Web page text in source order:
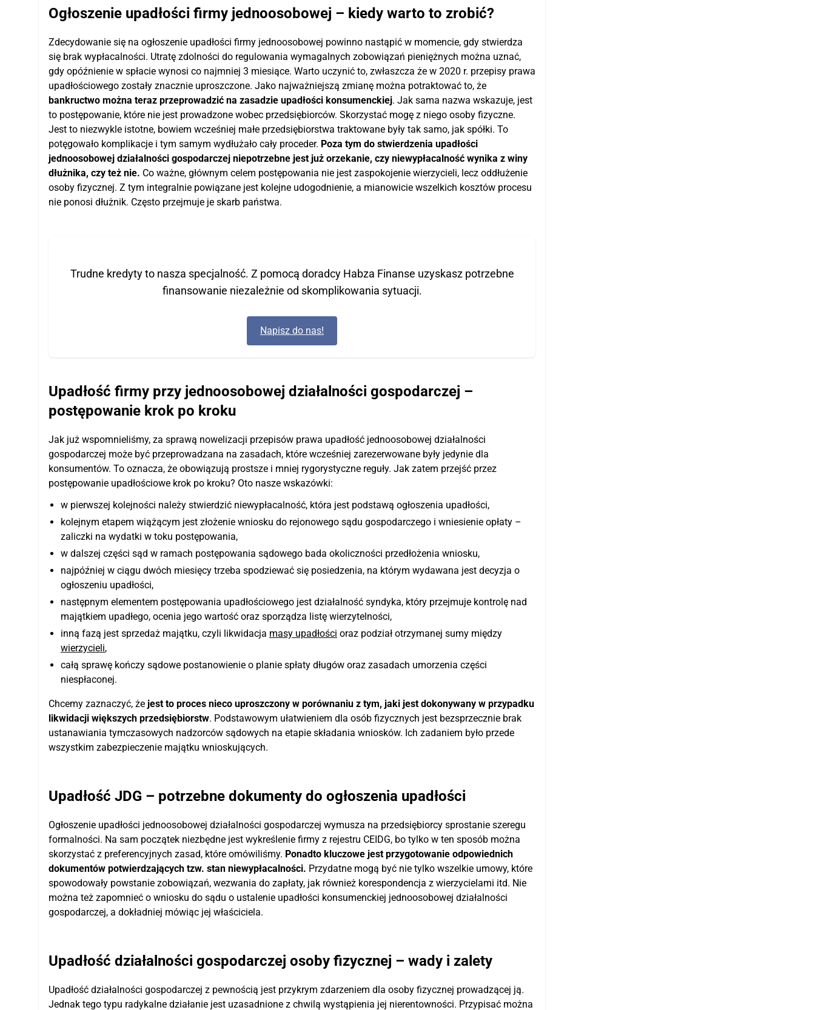
Ogłoszenie upadłości firmy jednoosobowej – kiedy warto to zrobić?
Zdecydowanie się na ogłoszenie upadłości firmy jednoosobowej powinno nastąpić w momencie, gdy stwierdza
się brak wypłacalności. Utratę zdolności do regulowania wymagalnych zobowiązań pieniężnych można uznać,
gdy opóźnienie w spłacie wynosi co najmniej 3 miesiące. Warto uczynić to, zwłaszcza że w 2020 r. przepisy prawa
upadłościowego zostały znacznie uproszczone. Jako najważniejszą zmianę można potraktować to, że
bankructwo można teraz przeprowadzić na zasadzie upadłości konsumenckiej. Jak sama nazwa wskazuje, jest
to postępowanie, które nie jest prowadzone wobec przedsiębiorców. Skorzystać mogę z niego osoby fizyczne.
Jest to niezwykle istotne, bowiem wcześniej małe przedsiębiorstwa traktowane były tak samo, jak spółki. To
potęgowało komplikacje i tym samym wydłużało cały proceder. Poza tym do stwierdzenia upadłości
jednoosobowej działalności gospodarczej niepotrzebne jest już orzekanie, czy niewypłacalność wynika z winy
dłużnika, czy też nie. Co ważne, głównym celem postępowania nie jest zaspokojenie wierzycieli, lecz oddłużenie
osoby fizycznej. Z tym integralnie powiązane jest kolejne udogodnienie, a mianowicie wszelkich kosztów procesu
nie ponosi dłużnik. Często przejmuje je skarb państwa.
Trudne kredyty to nasza specjalność. Z pomocą doradcy Habza Finanse uzyskasz potrzebne
finansowanie niezależnie od skomplikowania sytuacji.
Napisz do nas!
Upadłość firmy przy jednoosobowej działalności gospodarczej –
postępowanie krok po kroku
Jak już wspomnieliśmy, za sprawą nowelizacji przepisów prawa upadłość jednoosobowej działalności
gospodarczej może być przeprowadzana na zasadach, które wcześniej zarezerwowane były jedynie dla
konsumentów. To oznacza, że obowiązują prostsze i mniej rygorystyczne reguły. Jak zatem przejść przez
postępowanie upadłościowe krok po kroku? Oto nasze wskazówki:
w pierwszej kolejności należy stwierdzić niewypłacalność, która jest podstawą ogłoszenia upadłości,
kolejnym etapem wiążącym jest złożenie wniosku do rejonowego sądu gospodarczego i wniesienie opłaty –
zaliczki na wydatki w toku postępowania,
w dalszej części sąd w ramach postępowania sądowego bada okoliczności przedłożenia wniosku,
najpóźniej w ciągu dwóch miesięcy trzeba spodziewać się posiedzenia, na którym wydawana jest decyzja o
ogłoszeniu upadłości,
następnym elementem postępowania upadłościowego jest działalność syndyka, który przejmuje kontrolę nad
majątkiem upadłego, ocenia jego wartość oraz sporządza listę wierzytelności,
inną fazą jest sprzedaż majątku, czyli likwidacja masy upadłości oraz podział otrzymanej sumy między
wierzycieli,
całą sprawę kończy sądowe postanowienie o planie spłaty długów oraz zasadach umorzenia części
niespłaconej.
Chcemy zaznaczyć, że jest to proces nieco uproszczony w porównaniu z tym, jaki jest dokonywany w przypadku
likwidacji większych przedsiębiorstw. Podstawowym ułatwieniem dla osób fizycznych jest bezsprzecznie brak
ustanawiania tymczasowych nadzorców sądowych na etapie składania wniosków. Ich zadaniem było przede
wszystkim zabezpieczenie majątku wnioskujących.
Upadłość JDG – potrzebne dokumenty do ogłoszenia upadłości
Ogłoszenie upadłości jednoosobowej działalności gospodarczej wymusza na przedsiębiorcy sprostanie szeregu
formalności. Na sam początek niezbędne jest wykreślenie firmy z rejestru CEIDG, bo tylko w ten sposób można
skorzystać z preferencyjnych zasad, które omówiliśmy. Ponadto kluczowe jest przygotowanie odpowiednich
dokumentów potwierdzających tzw. stan niewypłacalności. Przydatne mogą być nie tylko wszelkie umowy, które
spowodowały powstanie zobowiązań, wezwania do zapłaty, jak również korespondencja z wierzycielami itd. Nie
można też zapomnieć o wniosku do sądu o ustalenie upadłości konsumenckiej jednoosobowej działalności
gospodarczej, a dokładniej mówiąc jej właściciela.
Upadłość działalności gospodarczej osoby fizycznej – wady i zalety
Upadłość działalności gospodarczej z pewnością jest przykrym zdarzeniem dla osoby fizycznej prowadzącej ją.
Jednak tego typu radykalne działanie jest uzasadnione z chwilą wystąpienia jej nierentowności. Przypisać można